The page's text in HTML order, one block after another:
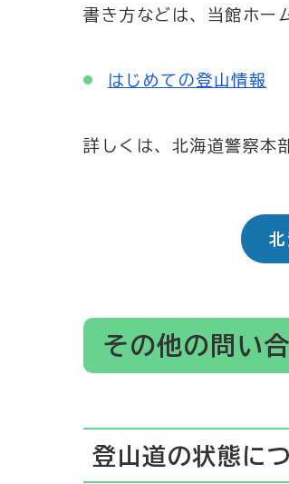
書き方などは、当館ホー
はじめての登山情報
詳しくは、北海道警察本
その他の問い
登山道の状態に